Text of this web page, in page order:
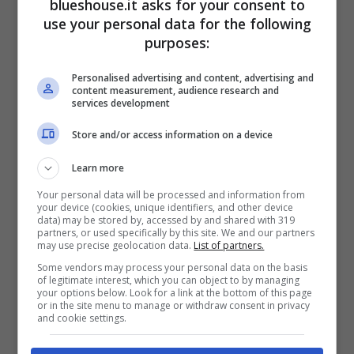
millennio ed era un periodo dove ancora
musicalmente parlando si percepivano le
influenze degli anni ’90,le scie sonore e
ritmiche del decennio precedente. Ma
Daddy, classe 1977e nato a San Juan,
Porto Rico, ha segnato un’incredibile rottura
col passato.
Cresciuto a pane e musica, l’artista fin dalla
giovane età sapeva che da grande sarebbe
diventato un artista ma mai pensava che
avrebbe fatto ballare tutti
blueshouse.it asks for your consent to
use your personal data for the following
purposes:
Personalised advertising and content, advertising and
content measurement, audience research and
services development
Store and/or access information on a device
Learn more
Your personal data will be processed and information from
your device (cookies, unique identifiers, and other device
data) may be stored by, accessed by and shared with 319
partners, or used specifically by this site. We and our partners
may use precise geolocation data. List of partners.
Some vendors may process your personal data on the basis
of legitimate interest, which you can object to by managing
your options below. Look for a link at the bottom of this page
or in the site menu to manage or withdraw consent in privacy
and cookie settings.